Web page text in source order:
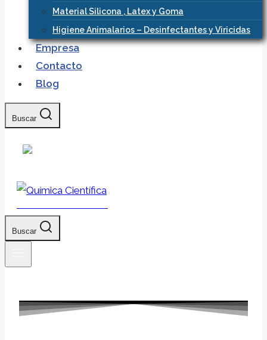
Material Silicona , Latex y Goma
Higiene Animalarios – Desinfectantes y Viricidas
Empresa
Contacto
Blog
Buscar
Buscar